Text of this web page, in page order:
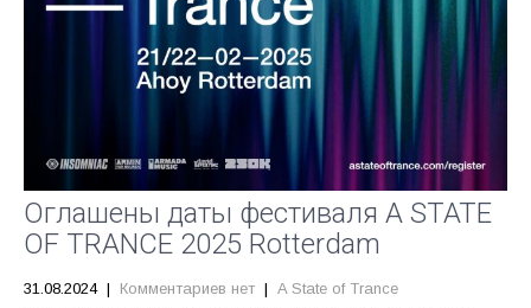
Оглашены даты фестиваля A STATE
OF TRANCE 2025 Rotterdam
31.08.2024 | Комментариев нет | A State of Trance